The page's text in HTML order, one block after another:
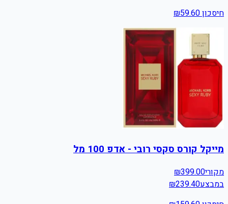
חיסכון ₪59.60
מייקל קורס סקסי רובי - אדפ 100 מל
מקורי ₪399.00
במבצע
₪239.40